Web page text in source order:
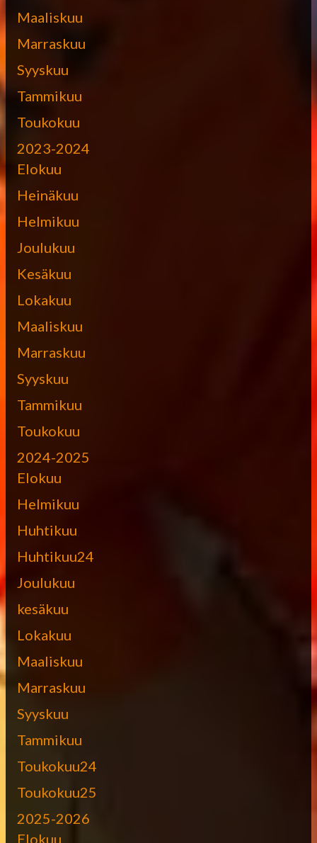
Maaliskuu
Marraskuu
Syyskuu
Tammikuu
Toukokuu
2023-2024
Elokuu
Heinäkuu
Helmikuu
Joulukuu
Kesäkuu
Lokakuu
Maaliskuu
Marraskuu
Syyskuu
Tammikuu
Toukokuu
2024-2025
Elokuu
Helmikuu
Huhtikuu
Huhtikuu24
Joulukuu
kesäkuu
Lokakuu
Maaliskuu
Marraskuu
Syyskuu
Tammikuu
Toukokuu24
Toukokuu25
2025-2026
Elokuu